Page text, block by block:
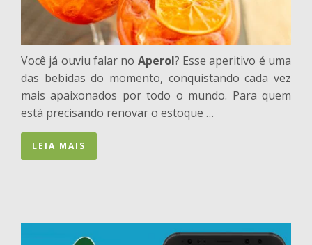
Você já ouviu falar no Aperol? Esse aperitivo é uma
das bebidas do momento, conquistando cada vez
mais apaixonados por todo o mundo. Para quem
está precisando renovar o estoque …
LEIA MAIS